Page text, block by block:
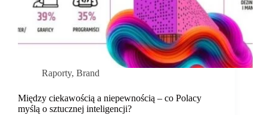
Raporty, Brand
Między ciekawością a niepewnością – co Polacy
myślą o sztucznej inteligencji?